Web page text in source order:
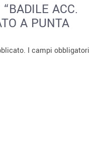
ACC.
A PUNTA
I campi obbligatori